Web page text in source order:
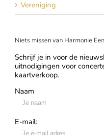
Vereniging
Niets missen van Harmonie
Schrijf je in voor de
uitnodigingen voor
kaartverkoop.
Naam
E-mail: